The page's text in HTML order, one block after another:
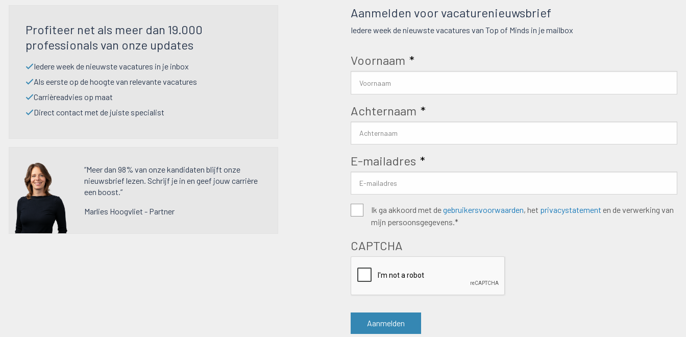
Profiteer net als meer dan 19.000
professionals van onze updates
Iedere week de nieuwste vacatures in je inbox
Als eerste op de hoogte van relevante vacatures
Carrièreadvies op maat
Direct contact met de juiste specialist
“Meer dan 98% van onze kandidaten blijft onze
nieuwsbrief lezen. Schrijf je in en geef jouw carrière
een boost.”
Marlies Hoogvliet - Partner
Aanmelden voor vacaturenieuwsbrief
Iedere week de nieuwste vacatures van Top of Minds in je mailbox
Voornaam *
Achternaam *
E-mailadres *
Algemene
voorwaarden *
Ik ga akkoord met degebruikersvoorwaarden, het privacystatement en de verwerking van
mijn persoonsgegevens.*
CAPTCHA